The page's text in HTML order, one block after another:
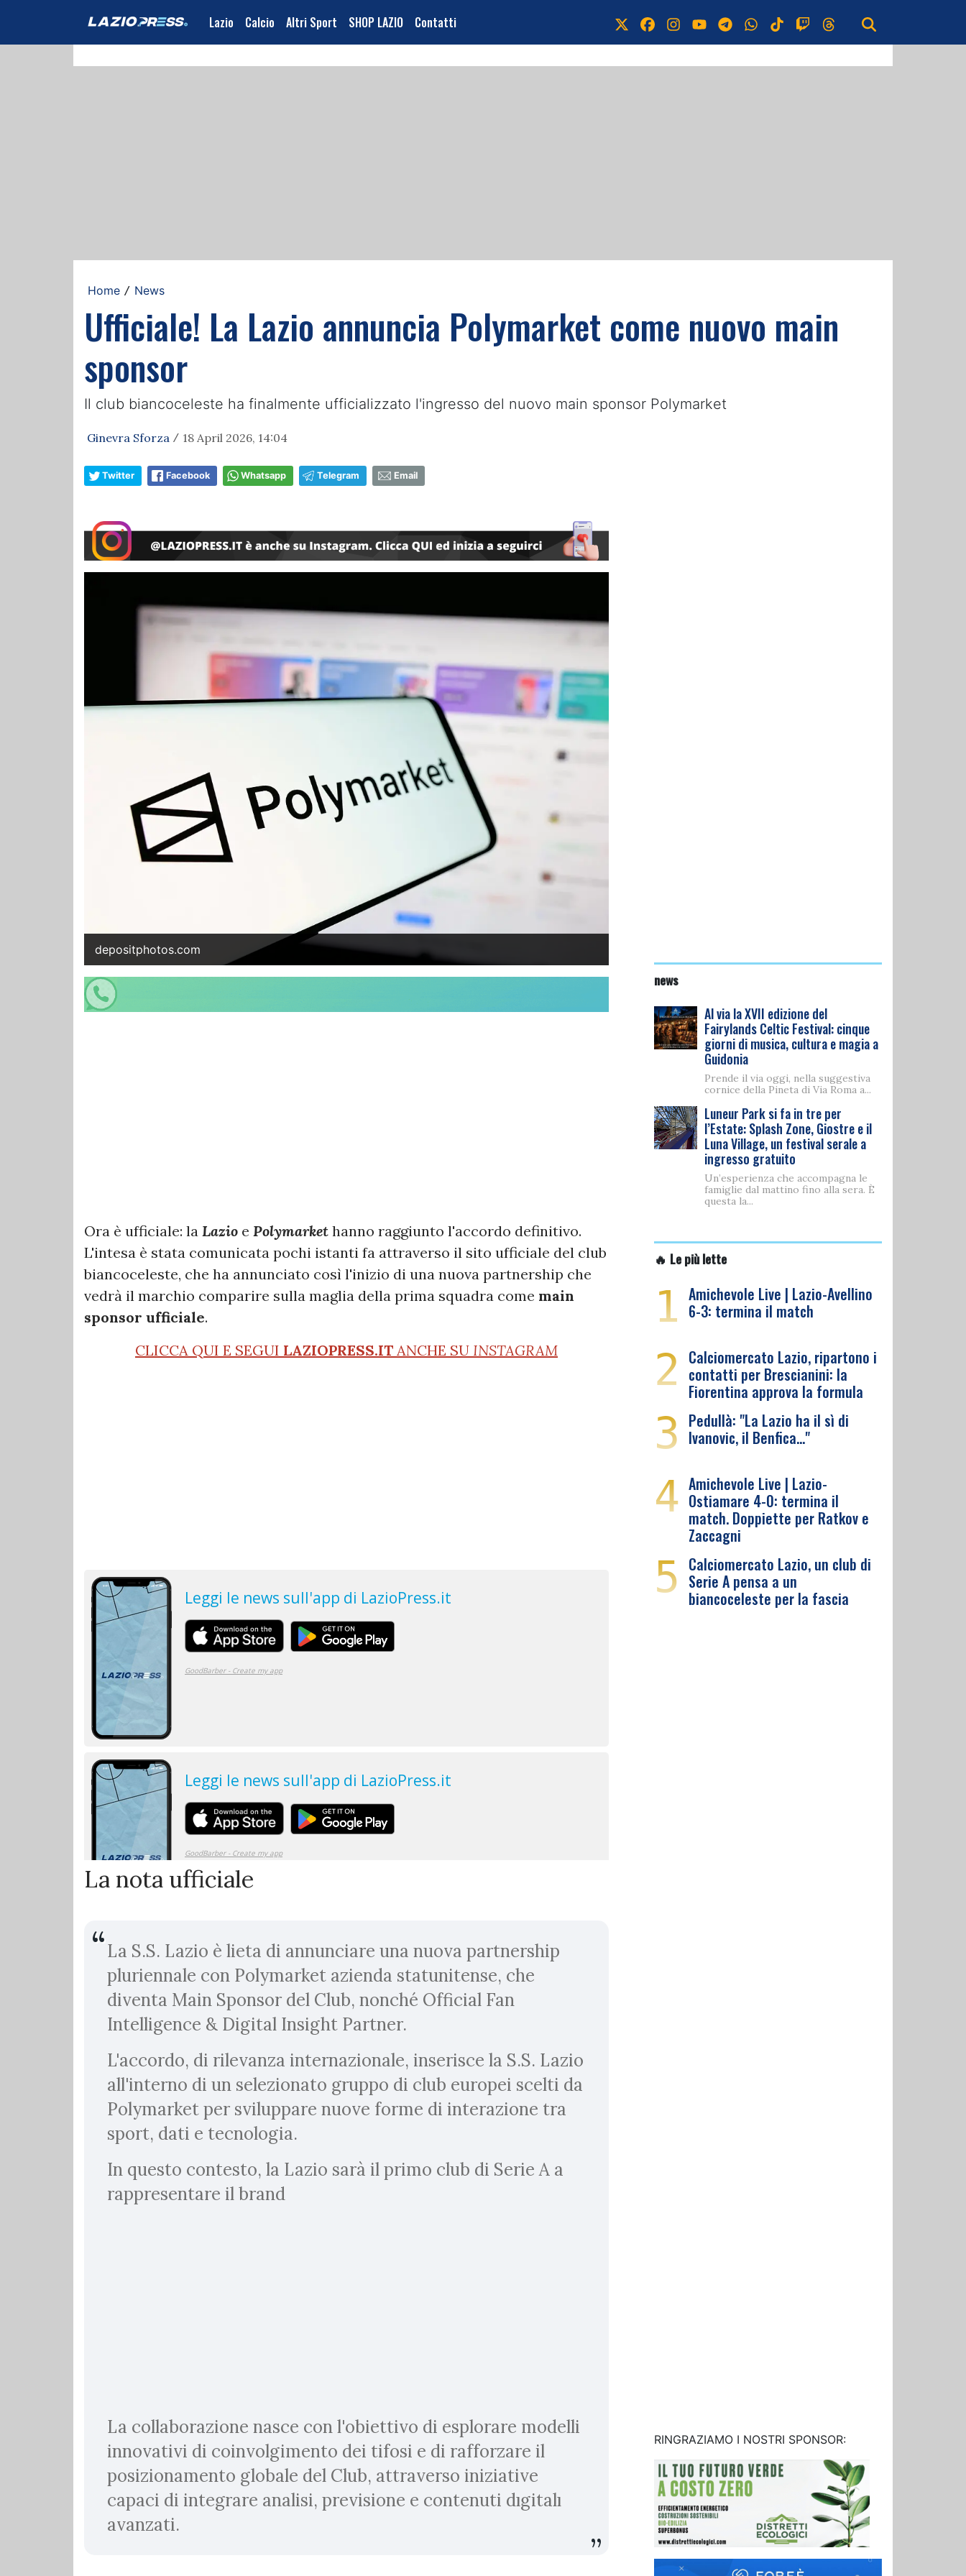
Lazio Calcio Altri Sport SHOP LAZIO Contatti
Home / News
Ufficiale! La Lazio annuncia Polymarket come nuovo main
sponsor
Il club biancoceleste ha finalmente ufficializzato l'ingresso del nuovo main sponsor Polymarket
Ginevra Sforza / 18 April 2026, 14:04
Twitter Facebook Whatsapp Telegram Email
depositphotos.com
Ora è ufficiale: la Lazio e Polymarket hanno raggiunto l'accordo definitivo.
L'intesa è stata comunicata pochi istanti fa attraverso il sito ufficiale del club
biancoceleste, che ha annunciato così l'inizio di una nuova partnership che
vedrà il marchio comparire sulla maglia della prima squadra come main
sponsor ufficiale.
CLICCA QUI E SEGUI LAZIOPRESS.IT ANCHE SU INSTAGRAM
La nota ufficiale
La S.S. Lazio è lieta di annunciare una nuova partnership
pluriennale con Polymarket azienda statunitense, che
diventa Main Sponsor del Club, nonché Official Fan
Intelligence & Digital Insight Partner.
L'accordo, di rilevanza internazionale, inserisce la S.S. Lazio
all'interno di un selezionato gruppo di club europei scelti da
Polymarket per sviluppare nuove forme di interazione tra
sport, dati e tecnologia.
In questo contesto, la Lazio sarà il primo club di Serie A a
rappresentare il brand
La collaborazione nasce con l'obiettivo di esplorare modelli
innovativi di coinvolgimento dei tifosi e di rafforzare il
posizionamento globale del Club, attraverso iniziative
capaci di integrare analisi, previsione e contenuti dıgitalı
avanzati.
news
Al via la XVII edizione del
Fairylands Celtic Festival: cinque
giorni di musica, cultura e magia a
Guidonia
Prende il via oggi, nella suggestiva
cornice della Pineta di Via Roma a...
Luneur Park si fa in tre per
l’Estate: Splash Zone, Giostre e il
Luna Village, un festival serale a
ingresso gratuito
Un’esperienza che accompagna le
famiglie dal mattino fino alla sera. È
questa la...
🔥 Le più lette
1 Amichevole Live | Lazio-Avellino
6-3: termina il match
2 Calciomercato Lazio, ripartono i
contatti per Brescianini: la
Fiorentina approva la formula
3 Pedullà: "La Lazio ha il sì di
Ivanovic, il Benfica…"
4 Amichevole Live | Lazio-
Ostiamare 4-0: termina il
match. Doppiette per Ratkov e
Zaccagni
5 Calciomercato Lazio, un club di
Serie A pensa a un
biancoceleste per la fascia
RINGRAZIAMO I NOSTRI SPONSOR: